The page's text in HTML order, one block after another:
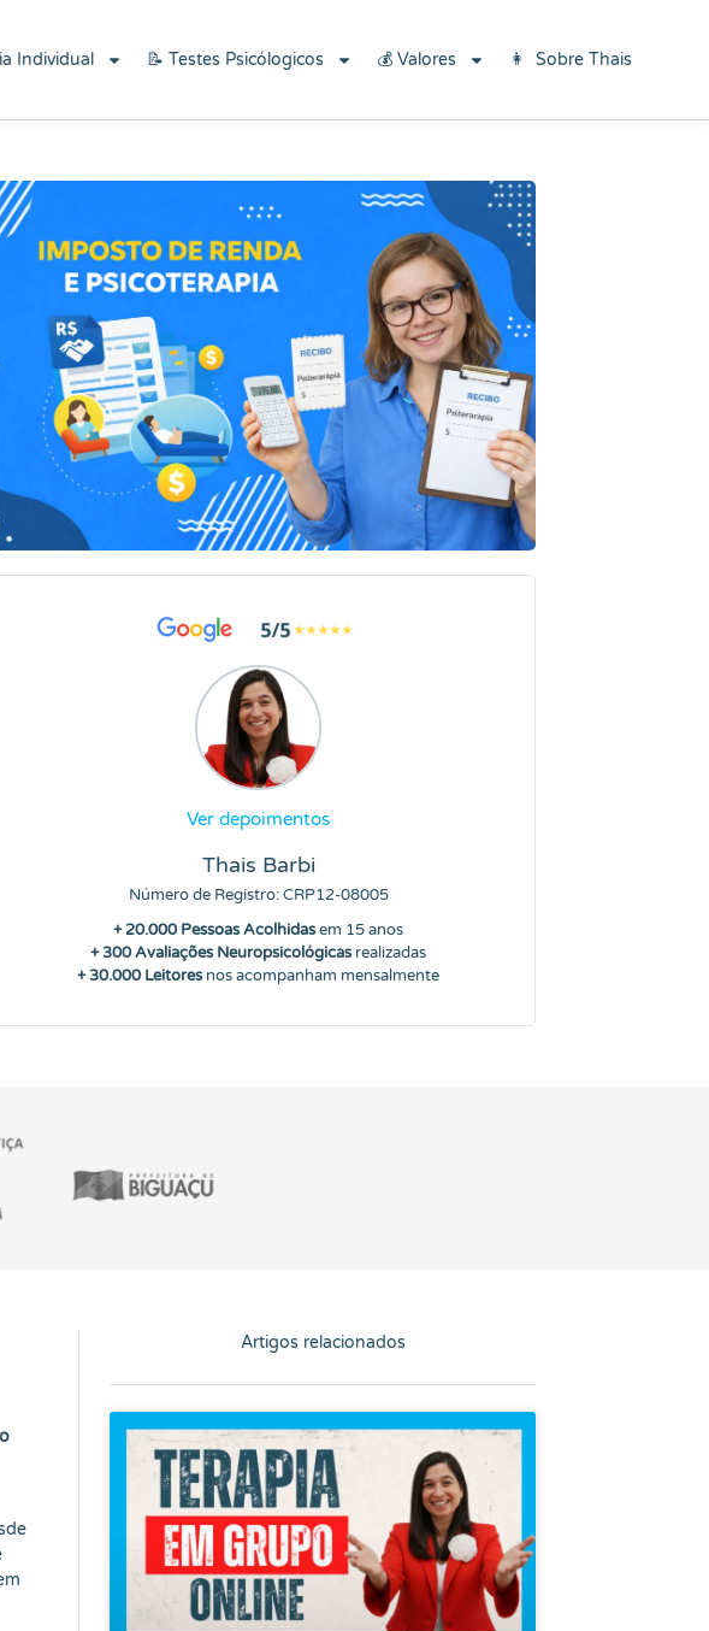
Baixe aqui ×
Individual 📝 Testes Psicólogicos 💰 Valores 👩 Sobre Thais
Ver depoimentos
Thais Barbi
Número de Registro: CRP12-08005
+ 20.000 Pessoas Acolhidasem 15 anos
+ 300 Avaliações Neuropsicológicasrealizadas
+ 30.000 Leitoresnos acompanham mensalmente
Artigos relacionados